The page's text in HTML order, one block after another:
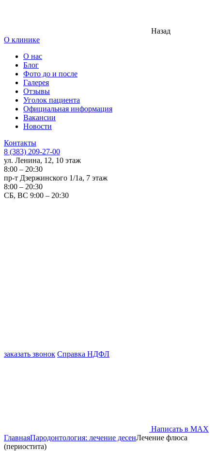
Назад
О клинике
О нас
Блог
Фото до и после
Галерея
Отзывы
Уголок пациента
Официальная информация
Вакансии
Новости
Контакты
8 (383) 209-27-00
ул. Ленина, 12, 10 этаж
8:00 – 20:30
пр-т Дзержинского 1/1а, 7 этаж
8:00 – 20:30
СБ, ВС 9:00 – 20:30
заказать звонок Справка НДФЛ
Написать в MAX
ГлавнаяПародонтология: лечение десенЛечение флюса
(периостита)